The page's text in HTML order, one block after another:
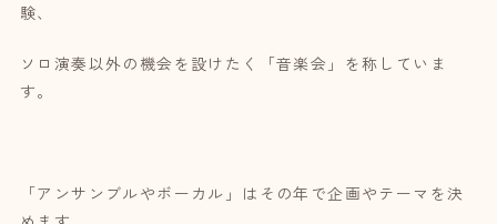
験、
ソロ演奏以外の機会を設けたく「音楽会」を称していま
す。
「アンサンブルやボーカル」はその年で企画やテーマを決